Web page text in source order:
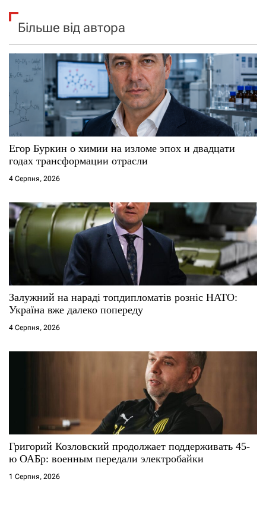
Більше від автора
Егор Буркин о химии на изломе эпох и двадцати
годах трансформации отрасли
4 Серпня, 2026
Залужний на нараді топдипломатів розніс НАТО:
Україна вже далеко попереду
4 Серпня, 2026
Григорий Козловский продолжает поддерживать 45-
ю ОАБр: военным передали электробайки
1 Серпня, 2026